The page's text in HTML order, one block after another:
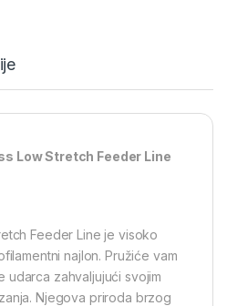
Low Stretch Feeder Line
Feeder Line je visoko
najlon. Pružiće vam
zahvaljujući svojim
Njegova priroda brzog